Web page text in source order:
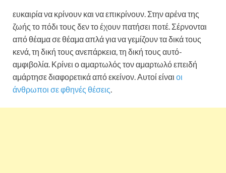
ευκαιρία να κρίνουν και να επικρίνουν. Στην αρένα της
ζωής το πόδι τους δεν το έχουν πατήσει ποτέ. Σέρνονται
από θέαμα σε θέαμα απλά για να γεμίζουν τα δικά τους
κενά, τη δική τους ανεπάρκεια, τη δική τους αυτό-
αμφιβολία. Κρίνει ο αμαρτωλός τον αμαρτωλό επειδή
αμάρτησε διαφορετικά από εκείνον. Αυτοί είναι οι
άνθρωποι σε φθηνές θέσεις.